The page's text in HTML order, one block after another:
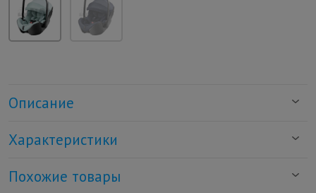
Описание
Характеристики
Похожие товары